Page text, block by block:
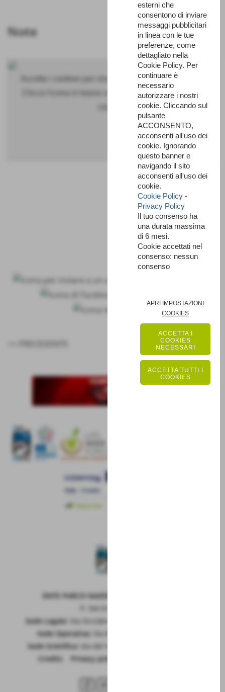
Note
Accetta i cookies per visualizzare questo contenuto.
Clicca l'icona in basso a sinistra per accettare tutti i
SUCCESSIVO >>
ENTE PARCO NAZIONALE DELLA MAIELLA
Sede Legale:
Via Occidentale 6, GUARDIAGRELE (Ch)
Sede Operativa:
Sede Scietifica:
Via del Vivaio, CARAMANICO T. (Pe)
Credits
Privacy policy
esterni che
consentono di inviare
messaggi pubblicitari
in linea con le tue
preferenze, come
dettagliato nella
Cookie Policy. Per
continuare è
necessario
autorizzare i nostri
cookie. Cliccando sul
pulsante
ACCONSENTO,
acconsenti all'uso dei
cookie. Ignorando
questo banner e
navigando il sito
acconsenti all'uso dei
cookie.
Cookie Policy -
Privacy Policy
Il tuo consenso ha
una durata massima
di 6 mesi.
Cookie accettati nel
consenso: nessun
consenso
APRI IMPOSTAZIONI
COOKIES
ACCETTA I
COOKIES
NECESSARI
ACCETTA TUTTI I
COOKIES